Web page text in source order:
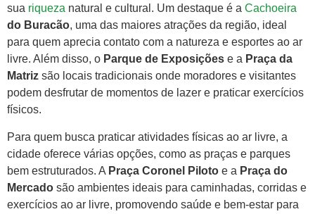
sua riqueza natural e cultural. Um destaque é a Cachoeira
do Buracão, uma das maiores atrações da região, ideal
para quem aprecia contato com a natureza e esportes ao ar
livre. Além disso, o Parque de Exposições e a Praça da
Matriz são locais tradicionais onde moradores e visitantes
podem desfrutar de momentos de lazer e praticar exercícios
físicos.
Para quem busca praticar atividades físicas ao ar livre, a
cidade oferece várias opções, como as praças e parques
bem estruturados. A Praça Coronel Piloto e a Praça do
Mercado são ambientes ideais para caminhadas, corridas e
exercícios ao ar livre, promovendo saúde e bem-estar para